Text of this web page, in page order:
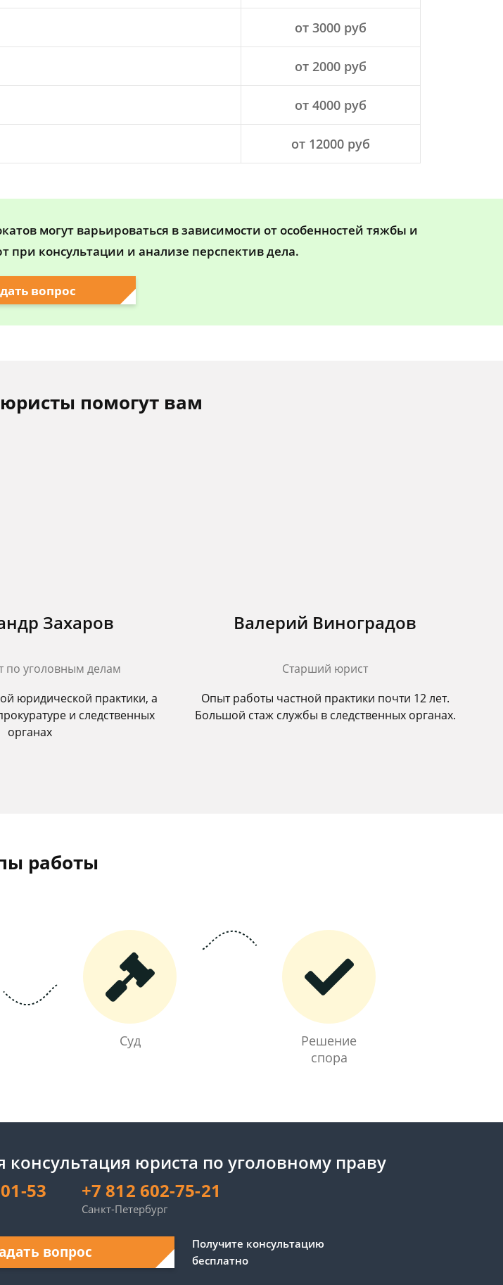
от 3000 руб
от 2000 руб
от 4000 руб
от 12000 руб
могут варьироваться в зависимости от особенностей тяжбы и
консультации и анализе перспектив дела.
вопрос
помогут вам
Захаров
по уголовным делам
юридической практики, а
и следственных
органах
Валерий Виноградов
Старший юрист
Опыт работы частной практики почти 12 лет.
Большой стаж службы в следственных органах.
работы
Суд
Решение
спора
консультация юриста по уголовному праву
53
+7 812 602-75-21
Санкт-Петербург
вопрос
Получите консультацию
бесплатно
Здравствуйте! Я дежурный
юрист-консультант сайта,